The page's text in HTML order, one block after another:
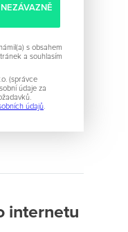
s obsahem
a souhlasím
(správce
údaje za
údajů.
internetu